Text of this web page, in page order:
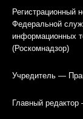
Федеральной
информационных
(Роскомнадзор)
Учредитель —
Главный